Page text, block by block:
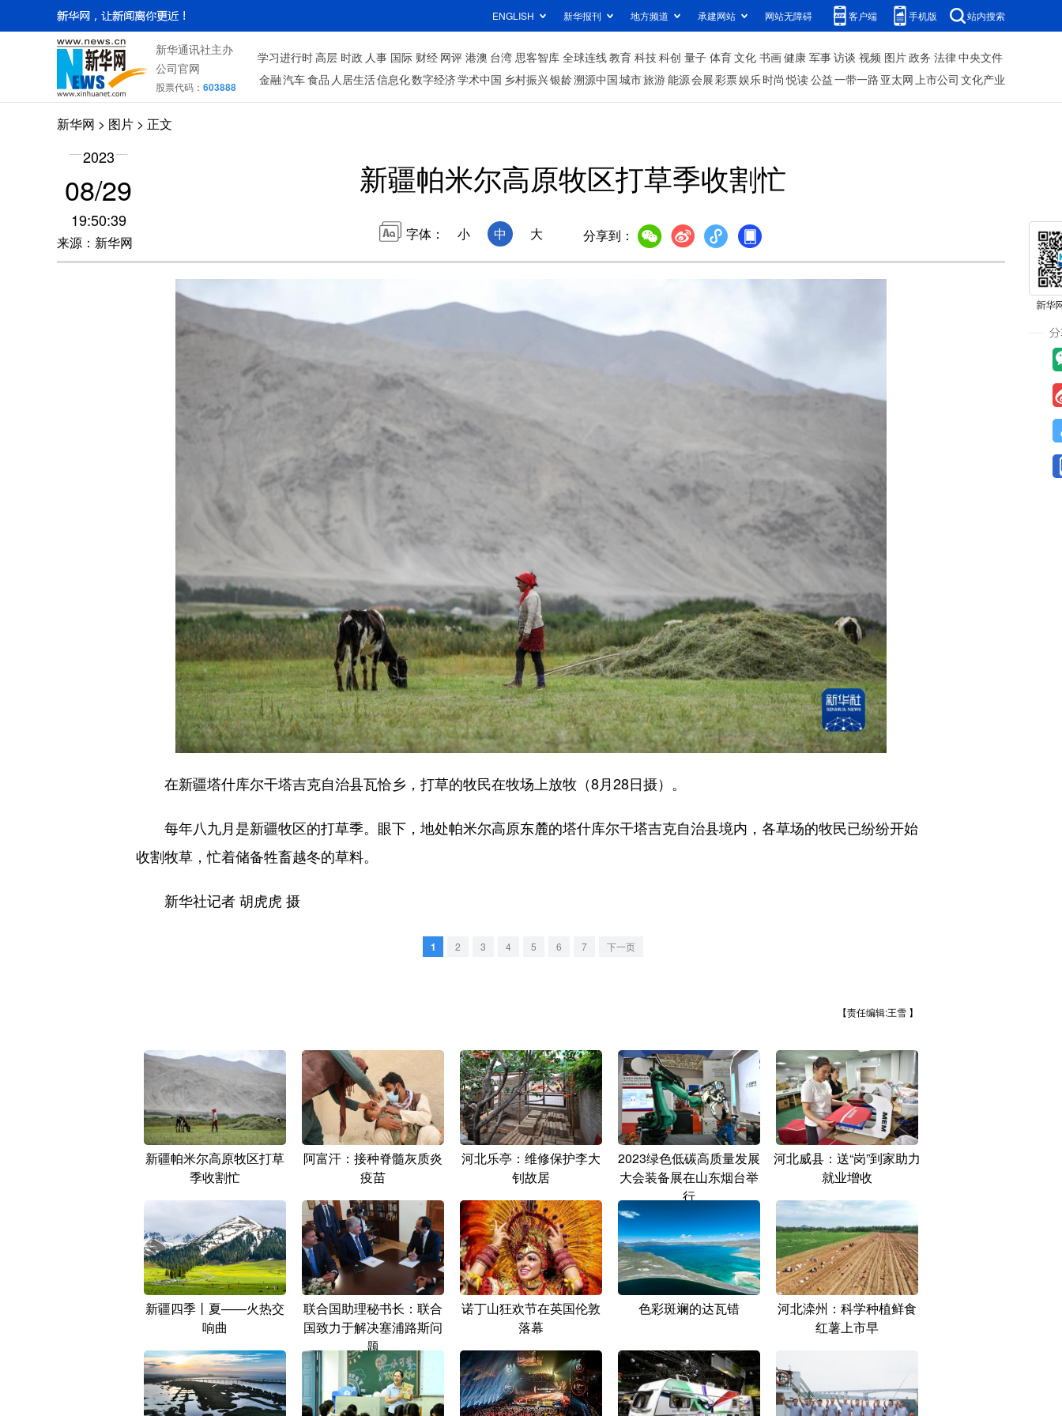
ENGLISH 新华报刊 地方频道 承建网站 网站无障碍 客户端 手机版 站内搜索
新华通讯社主办
公司官网
股票代码： 603888
学习进行时高层 时政 人事 国际 财经 网评 港澳 台湾 思客智库 全球连线教育 科技科创 量子 体育文化 书画健康 军事访谈 视频 图片政务 法律中央文件
金融汽车食品 人居生活信息化数字经济学术中国 乡村振兴银龄溯源中国城市旅游能源会展彩票娱乐时尚 悦读公益一带一路 亚太网上市公司 文化产业
新华网 > 图片 > 正文
2023
08/29
19:50:39
来源：新华网
新疆帕米尔高原牧区打草季收割忙
字体： 小 中 大 分享到：
在新疆塔什库尔干塔吉克自治县瓦恰乡，打草的牧民在牧场上放牧（8月28日摄）。
每年八九月是新疆牧区的打草季。眼下，地处帕米尔高原东麓的塔什库尔干塔吉克自治县境内，各草场的牧民已纷纷开始
收割牧草，忙着储备牲畜越冬的草料。
新华社记者 胡虎虎 摄
1 2 3 4 5 6 7 下一页
【责任编辑:王雪 】
新疆帕米尔高原牧区打草
季收割忙
阿富汗：接种脊髓灰质炎
疫苗
河北乐亭：维修保护李大
钊故居
2023绿色低碳高质量发展
大会装备展在山东烟台举
行
河北威县：送“岗”到家助力
就业增收
新疆四季丨夏——火热交
响曲
联合国助理秘书长：联合
国致力于解决塞浦路斯问
题
诺丁山狂欢节在英国伦敦
落幕
色彩斑斓的达瓦错
河北滦州：科学种植鲜食
红薯上市早